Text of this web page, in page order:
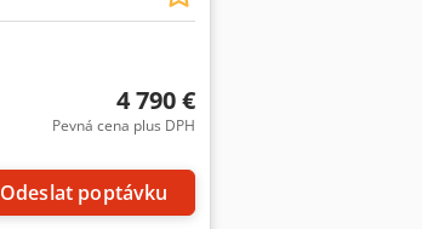
4 790 €
Pevná cena plus DPH
Odeslat poptávku